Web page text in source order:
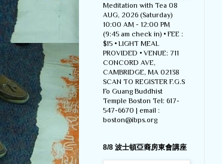
Meditation with Tea 08
AUG, 2026 (Saturday)
10:00 AM - 12:00 PM
(9:45 am check in) • FEE :
$15 • LIGHT MEAL
PROVIDED • VENUE: 711
CONCORD AVE,
CAMBRIDGE, MA 02138
SCAN TO REGISTER F.G.S
Fo Guang Buddhist
Temple Boston Tel: 617-
547-6670 | email :
boston@ibps.org
8/8 波士頓亞裔房東會講座